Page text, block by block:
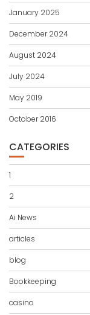
January 2025
December 2024
August 2024
July 2024
May 2019
October 2016
CATEGORIES
1
2
Ai News
articles
blog
Bookkeeping
casino